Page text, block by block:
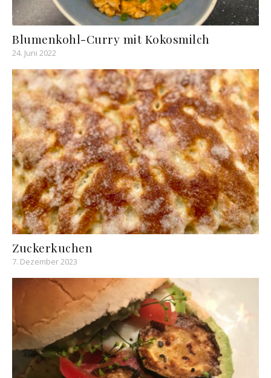
Blumenkohl-Curry mit Kokosmilch
24. Juni 2022
Zuckerkuchen
7. Dezember 2023